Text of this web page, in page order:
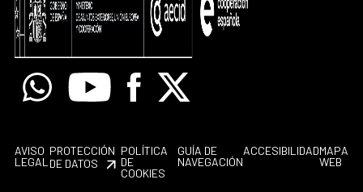
WhatsappYoutube Facebook
X
AVISO
LEGAL
PROTECCIÓN
DE DATOS
POLÍTICA
DE
COOKIES
GUÍA DE
NAVEGACIÓN
ACCESIBILIDADMAPA
WEB